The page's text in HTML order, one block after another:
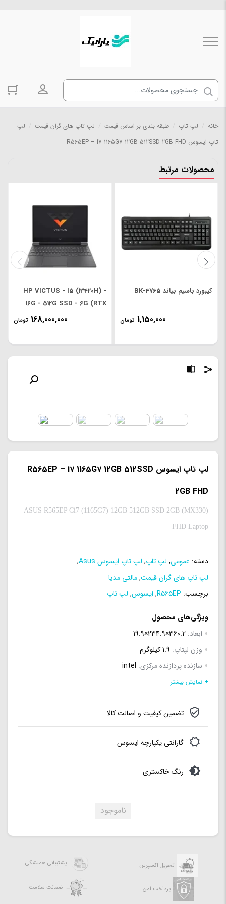
ورود به
خانه لپ تاپ طبقه بندی بر اساس قیمت لپ تاپ های گران قیمت
لپ
تاپ ایسوس R565EP – i7 1165G7 12GB 512SSD 2GB FHD
محصولات مرتبط
کیبورد باسیم بیاند BK-4765
1,150,000 تومان
HP VICTUS - I5 (13420H) -
16G - 512G SSD - 6G (RTX
4050) - 15.6' FHD
168,000,000 تومان
لپ تاپ ایسوس R565EP – i7 1165G7 12GB 512SSD
2GB FHD
ASUS R565EP Ci7 (1165G7) 12GB 512GB SSD 2GB (MX330)
FHD Laptop
دسته: عمومی, لپ تاپ, لپ تاپ ایسوس Asus
,
لپ تاپ های گران قیمت,مالتی مدیا
برچسب: R565EP
, ایسوس, لپ تاپ
ویژگی‌های محصول
ابعاد: 360.2×234.9×19.9
وزن لپتاپ: 1.9 کیلوگرم
سازنده پردازنده مرکزی: intel
ظرفیت حافظه Cache:
نوع حافظه داخلی:SSD
ظرفیت حافظه:512SSD
سازنده پردازنده گرافیکی:NVIDIA
+ نمایش بیشتر
تضمین کیفیت و اصالت کالا
گارانتی یکپارچه ایسوس
رنگ خاکستری
ناموجود
تحویل اکسپرس پشتیبانی همیشگی
پرداخت امن ضمانت سلامت